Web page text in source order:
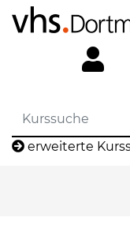
erweiterte